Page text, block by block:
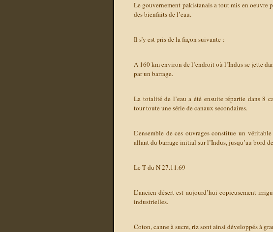
Le gouvernement pakistanais a tout mis en oeuvre
des bienfaits de l’eau.
Il s’y est pris de la façon suivante :
A 160 km environ de l’endroit où l’Indus se jette
par un barrage.
La totalité de l’eau a été ensuite répartie dans 8
tour toute une série de canaux secondaires.
L’ensemble de ces ouvrages constitue un
allant du barrage initial sur l’Indus, jusqu’au bord
Le T du N 27.11.69
L’ancien désert est aujourd’hui copieusement
industrielles.
Coton, canne à sucre, riz sont ainsi développés à